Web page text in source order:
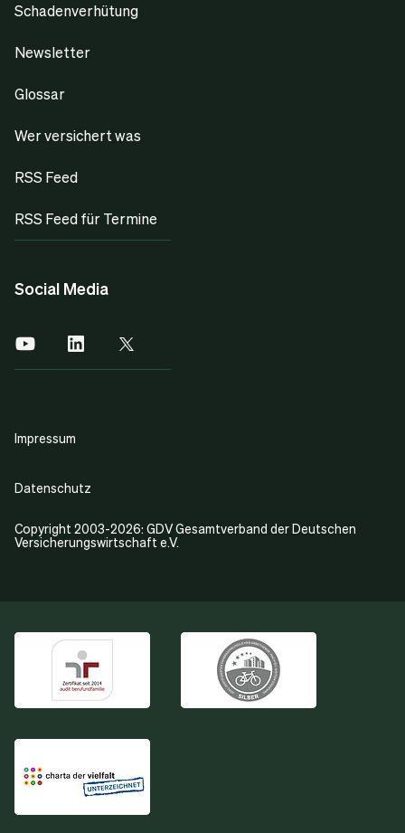
Schadenverhütung
Newsletter
Glossar
Wer versichert was
RSS Feed
RSS Feed für Termine
Social Media
Copyright 2003-2026: GDV Gesamtverband der Deutschen
Versicherungswirtschaft e.V.
Impressum
Datenschutz